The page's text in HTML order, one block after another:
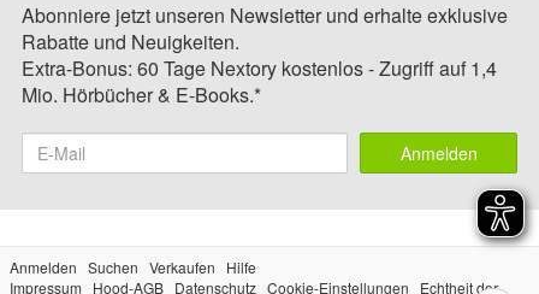
Abonniere jetzt unseren Newsletter und erhalte exklusive
Rabatte und Neuigkeiten.
Extra-Bonus: 60 Tage Nextory kostenlos - Zugriff auf 1,4
Mio. Hörbücher & E-Books.*
Anmelden
Anmelden Suchen Verkaufen
Hilfe
Impressum
Hood-AGB Datenschutz Cookie-Einstellungen Echtheit der